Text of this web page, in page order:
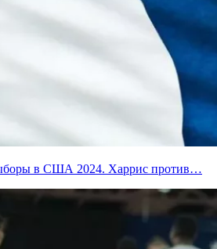
в США 2024. Харрис против…